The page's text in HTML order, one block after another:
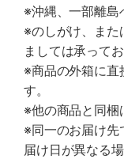
※沖縄、一部離島
※のしがけ、また
ましては承って
※商品の外箱に直
す。
※他の商品と同梱
※同一のお届け先
届け日が異なる